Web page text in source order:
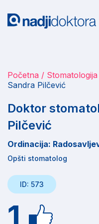
Početna Stomatologija
Sandra Pilčević
Doktor
Pilčević
Ordinacija:
Opšti stomatolog
ID: 573
1